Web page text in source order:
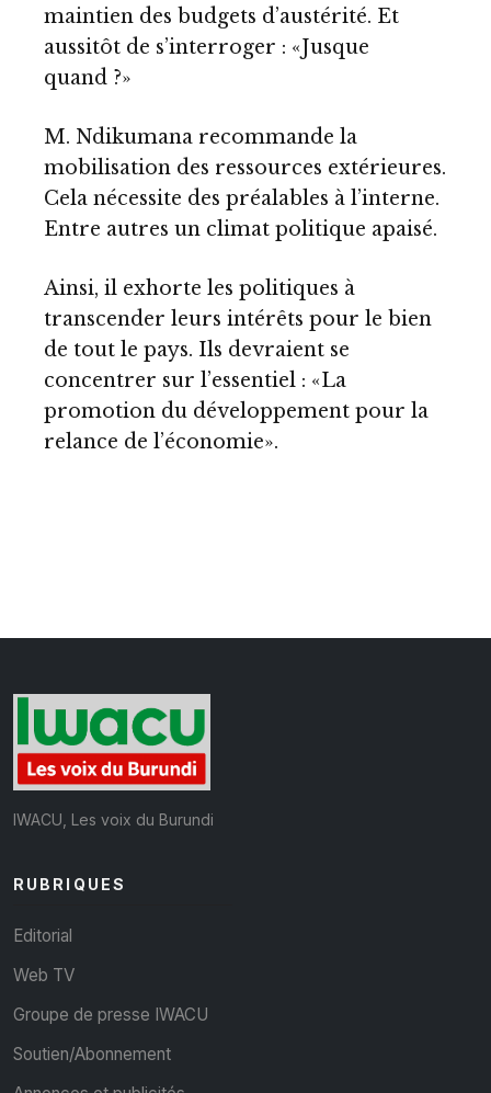
maintien des budgets d’austérité. Et
aussitôt de s’interroger : «Jusque
quand ?»
M. Ndikumana recommande la
mobilisation des ressources extérieures.
Cela nécessite des préalables à l’interne.
Entre autres un climat politique apaisé.
Ainsi, il exhorte les politiques à
transcender leurs intérêts pour le bien
de tout le pays. Ils devraient se
concentrer sur l’essentiel : «La
promotion du développement pour la
relance de l’économie».
IWACU, Les voix du Burundi
RUBRIQUES
Editorial
Web TV
Groupe de presse IWACU
Soutien/Abonnement